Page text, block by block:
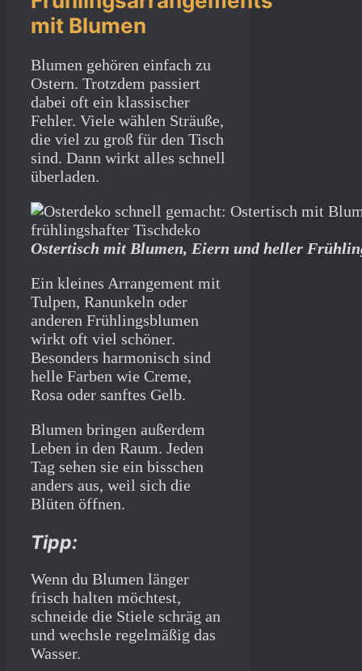
mit Blumen
Blumen gehören einfach zu
Ostern. Trotzdem passiert
dabei oft ein klassischer
Fehler. Viele wählen Sträuße,
die viel zu groß für den Tisch
sind. Dann wirkt alles schnell
überladen.
Ostertisch mit Blumen, Eiern und heller
Ein kleines Arrangement mit
Tulpen, Ranunkeln oder
anderen Frühlingsblumen
wirkt oft viel schöner.
Besonders harmonisch sind
helle Farben wie Creme,
Rosa oder sanftes Gelb.
Blumen bringen außerdem
Leben in den Raum. Jeden
Tag sehen sie ein bisschen
anders aus, weil sich die
Blüten öffnen.
Tipp:
Wenn du Blumen länger
frisch halten möchtest,
schneide die Stiele schräg an
und wechsle regelmäßig das
Wasser.